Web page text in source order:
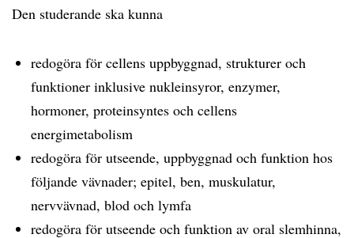
Den studerande ska kunna
redogöra för cellens uppbyggnad, strukturer och
funktioner inklusive nukleinsyror, enzymer,
hormoner, proteinsyntes och cellens
energimetabolism
redogöra för utseende, uppbyggnad och funktion hos
följande vävnader; epitel, ben, muskulatur,
nervvävnad, blod och lymfa
redogöra för utseende och funktion av oral slemhinna,